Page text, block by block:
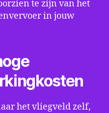
te zijn van het
in jouw
het vliegveld zelf,